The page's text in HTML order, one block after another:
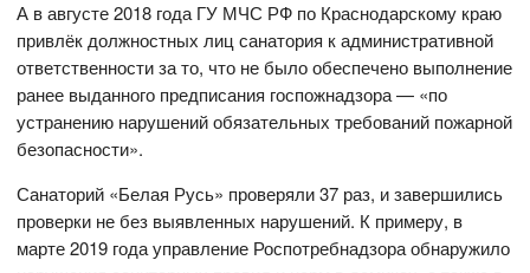
А в августе 2018 года ГУ МЧС РФ по Краснодарскому краю
привлёк должностных лиц санатория к административной
ответственности за то, что не было обеспечено выполнение
ранее выданного предписания госпожнадзора — «по
устранению нарушений обязательных требований пожарной
безопасности».
Санаторий «Белая Русь» проверяли 37 раз, и завершились
проверки не без выявленных нарушений. К примеру, в
марте 2019 года управление Роспотребнадзора обнаружило